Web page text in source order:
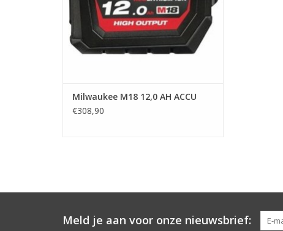
Milwaukee M18 12,0 AH ACCU
€308,90
Meld je aan voor onze nieuwsbrief: